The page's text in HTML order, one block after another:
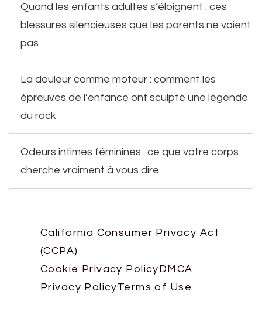
Quand les enfants adultes s’éloignent : ces
blessures silencieuses que les parents ne voient
pas
La douleur comme moteur : comment les
épreuves de l’enfance ont sculpté une légende
du rock
Odeurs intimes féminines : ce que votre corps
cherche vraiment à vous dire
California Consumer Privacy Act
(CCPA)
Cookie Privacy PolicyDMCA
Privacy PolicyTerms of Use